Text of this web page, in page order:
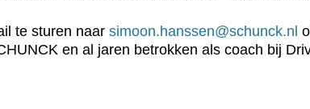
te sturen naar simoon.hanssen@schunck.nl
en al jaren betrokken als coach bij